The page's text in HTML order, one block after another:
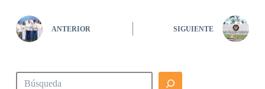
ANTERIOR SIGUIENTE
Buscar